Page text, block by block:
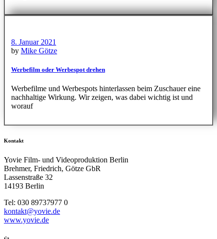
8. Januar 2021
by Mike Götze
Werbefilm oder Werbespot drehen
Werbefilme und Werbespots hinterlassen beim Zuschauer eine
nachhaltige Wirkung. Wir zeigen, was dabei wichtig ist und
worauf
Kontakt
Yovie Film- und Videoproduktion Berlin
Brehmer, Friedrich, Götze GbR
Lassenstraße 32
14193 Berlin
Tel: 030 89737977 0
kontakt@yovie.de
www.yovie.de